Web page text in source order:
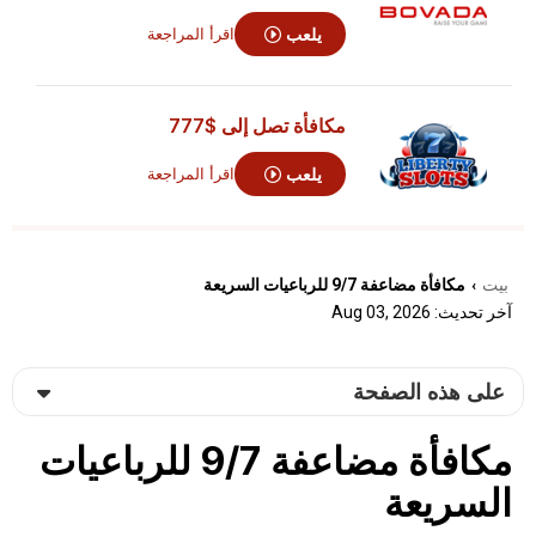
يلعب اقرأ المراجعة
مكافأة تصل إلى$777
يلعب اقرأ المراجعة
بيت › مكافأة مضاعفة 9/7 للرباعيات السريعة
آخر تحديث: Aug 03, 2026
على هذه الصفحة
مكافأة مضاعفة 9/7 للرباعيات
السريعة